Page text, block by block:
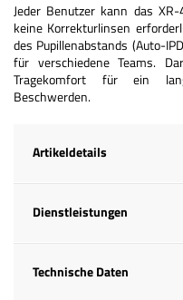
Jeder Benutzer kann das
keine Korrekturlinsen
des Pupillenabstands (Auto-
für verschiedene Teams.
Tragekomfort für ein
Beschwerden.
Artikeldetails
Dienstleistungen
Technische Daten